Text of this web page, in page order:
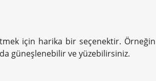
için harika bir seçenektir.
güneşlenebilir ve yüzebilirsiniz.